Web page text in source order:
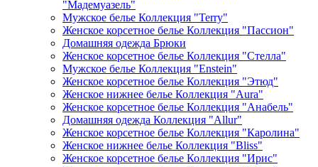
"Мадемуазель"
Мужское белье Коллекция "Terry"
Женское корсетное белье Коллекция "Пассион"
Домашняя одежда Брюки
Женское корсетное белье Коллекция "Стелла"
Мужское белье Коллекция "Enstein"
Женское корсетное белье Коллекция "Этюд"
Женское нижнее белье Коллекция "Aura"
Женское корсетное белье Коллекция "Анабель"
Домашняя одежда Коллекция "Allur"
Женское корсетное белье Коллекция "Каролина"
Женское нижнее белье Коллекция "Bliss"
Женское корсетное белье Коллекция "Ирис"